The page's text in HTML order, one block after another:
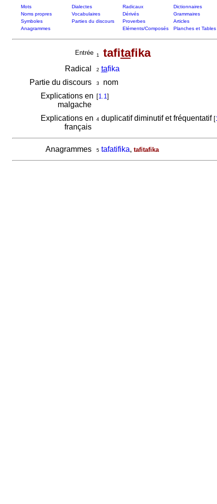
Mots Dialectes Radicaux
Dictionnaires
Noms propres
Vocabulaires Dérivés
Grammaires
Symboles
Parties du discours Proverbes
Articles
Anagrammes
Eléments/Composés Planches et Tables
Entrée 1 tafitafika
Radical 2 tafika
Partie du discours
3
nom
Explications en
malgache
[1.1]
Explications en
français
4duplicatif diminutif et fréquentatif [
Anagrammes 5 tafatifika, tafitafika